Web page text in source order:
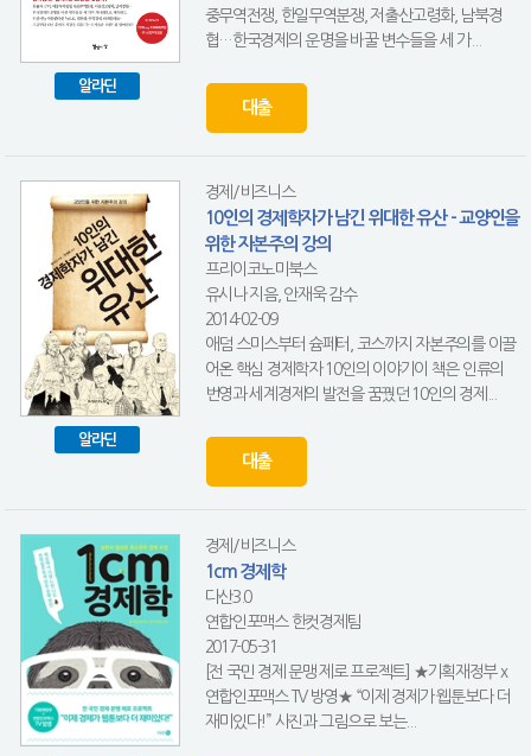
알라딘
중무역전쟁, 한일무역분쟁, 저출산고령화, 남북경
협…한국경제의 운명을 바꿀 변수들을 세 가...
대출
알라딘
경제/비즈니스
10인의 경제학자가 남긴 위대한 유산 - 교양인을
위한 자본주의 강의
프리이코노미북스
유시나 지음, 안재욱 감수
2014-02-09
애덤 스미스부터 슘페터, 코스까지 자본주의를 이끌
어온 핵심 경제학자 10인의 이야기이 책은 인류의
번영과 세계경제의 발전을 꿈꿨던 10인의 경제...
대출
경제/비즈니스
1cm 경제학
다산3.0
연합인포맥스 한컷경제팀
2017-05-31
[전 국민 경제 문맹 제로 프로젝트] ★기획재정부 x
연합인포맥스 TV 방영★ “이제 경제가 웹툰보다 더
재미있다!” 사진과 그림으로 보는...